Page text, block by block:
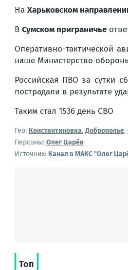
На Харьковском
В Сумском приграничье
Оперативно-тактической
наше Министерство
Российская ПВО за сутки
пострадали в результате
Таким стал 1536 день СВО
Гео: Константиновка,Доброполье,
Персоны: Олег Царёв
Источник: Канал в МАКС "Олег
Топ